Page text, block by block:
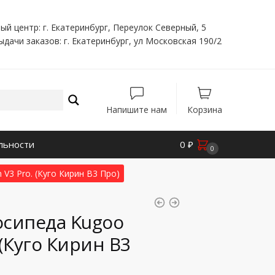
центр: г. Екатеринбург, Переулок Северный, 5
заказов: г. Екатеринбург, ул Московская 190/2
Напишите нам Корзина
0 ₽ 0
Pro. (Куго Кирин В3 Про)
Kugoo
Кирин В3